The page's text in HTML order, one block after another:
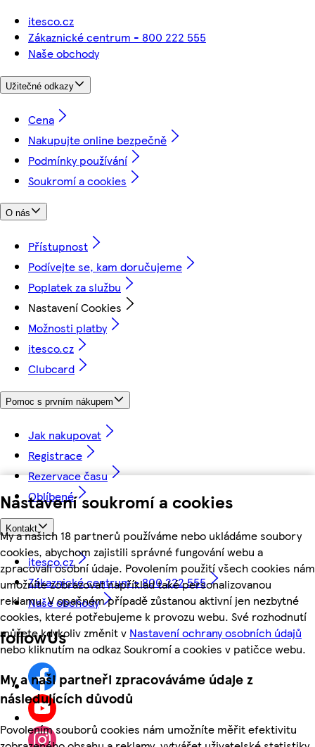
Nastavení soukromí a cookies
My a našich 18 partnerů používáme nebo ukládáme soubory
cookies, abychom zajistili správné fungování webu a
zpracovali osobní údaje. Povolením použití všech cookies nám
umožníte zobrazovat například také personalizovanou
reklamu. V opačném případě zůstanou aktivní jen nezbytné
cookies, které potřebujeme k provozu webu. Své rozhodnutí
můžete kdykoliv změnit v Nastavení ochrany osobních údajů
nebo kliknutím na odkaz Soukromí a cookies v patičce webu.
My a naši partneři zpracováváme údaje z
následujících důvodů
Povolením souborů cookies nám umožníte měřit efektivitu
itesco.cz
Zákaznické centrum - 800 222 555
Naše obchody
Užitečné odkazy
Cena
Nakupujte online bezpečně
Podmínky používání
Soukromí a cookies
O nás
Přístupnost
Podívejte se, kam doručujeme
Poplatek za službu
Nastavení Cookies
Možnosti platby
itesco.cz
Clubcard
Pomoc s prvním nákupem
Jak nakupovat
Registrace
Rezervace času
Oblíbené
Kontakt
itesco.cz
Zákaznické centrum - 800 222 555
Naše obchody
followUs